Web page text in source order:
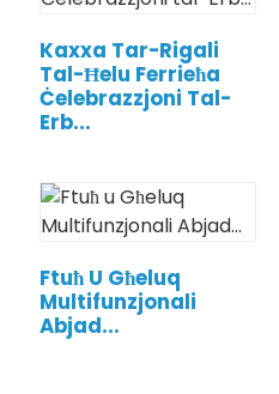
Kaxxa Tar-Rigali
Tal-Ħelu Ferrieħa
Ċelebrazzjoni Tal-
Erb...
Ftuħ U Għeluq
Multifunzjonali
Abjad...